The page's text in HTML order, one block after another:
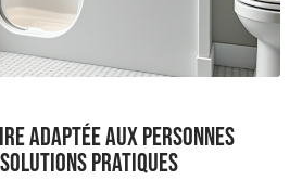
adaptée aux personnes
pratiques